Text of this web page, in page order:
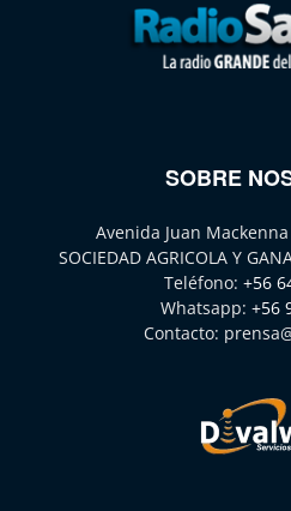
SOBRE
Avenida Juan
SOCIEDAD AGRICOLA Y
Teléfono: +56
Whatsapp: +56
Contacto: